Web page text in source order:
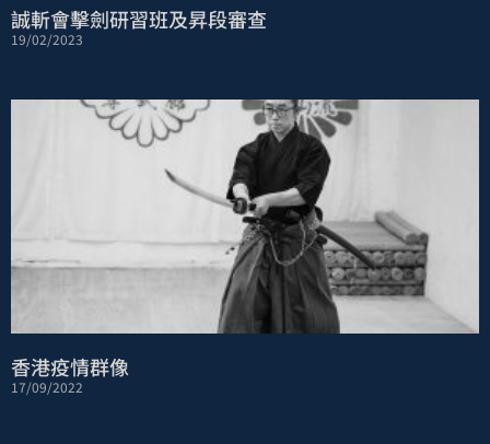
誠斬會擊劍研習班及昇段審查
19/02/2023
香港疫情群像
17/09/2022